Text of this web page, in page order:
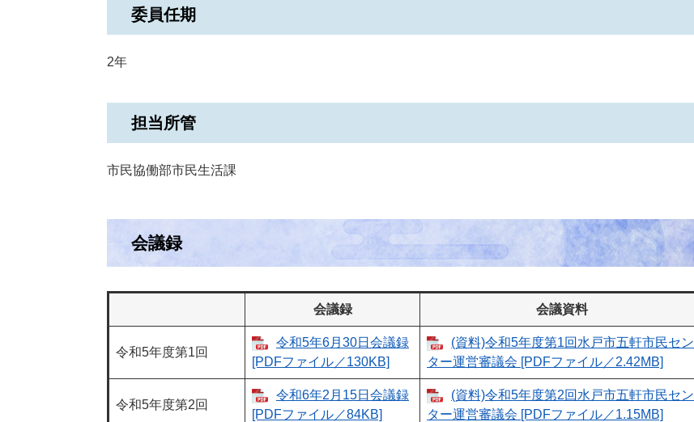
委員任期
2年
担当所管
市民協働部市民生活課
会議録
会議録 会議資料
令和5年度第1回
令和5年6月30日会議録
[PDFファイル／130KB]
(資料)令和5年度第1回水戸市五軒市民セン
ター運営審議会 [PDFファイル／2.42MB]
令和5年度第2回
令和6年2月15日会議録
[PDFファイル／84KB]
(資料)令和5年度第2回水戸市五軒市民セン
ター運営審議会 [PDFファイル／1.15MB]